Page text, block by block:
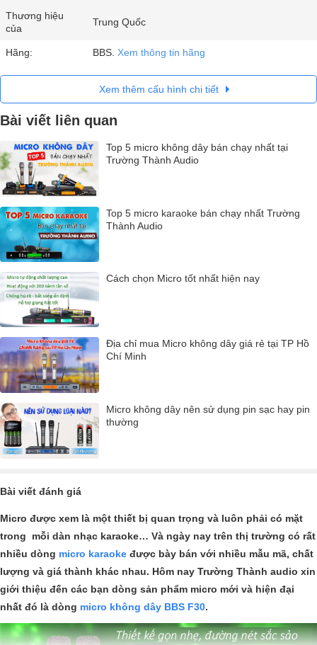
Thương hiệu
của
Trung Quốc
Hãng: BBS. Xem thông tin hãng
Xem thêm cấu hình chi tiết
Bài viết liên quan
Top 5 micro không dây bán chạy nhất tại
Trường Thành Audio
Top 5 micro karaoke bán chạy nhất Trường
Thành Audio
Cách chọn Micro tốt nhất hiện nay
Địa chỉ mua Micro không dây giá rẻ tại TP Hồ
Chí Minh
Micro không dây nên sử dụng pin sạc hay pin
thường
Bài viết đánh giá
Micro được xem là một thiết bị quan trọng và luôn phải có mặt
trong mỗi dàn nhạc karaoke… Và ngày nay trên thị trường có rất
nhiều dòng micro karaoke được bày bán với nhiều mẫu mã, chất
lượng và giá thành khác nhau. Hôm nay Trường Thành audio xin
giới thiệu đến các bạn dòng sản phẩm micro mới và hiện đại
nhất đó là dòng micro không dây BBS F30.